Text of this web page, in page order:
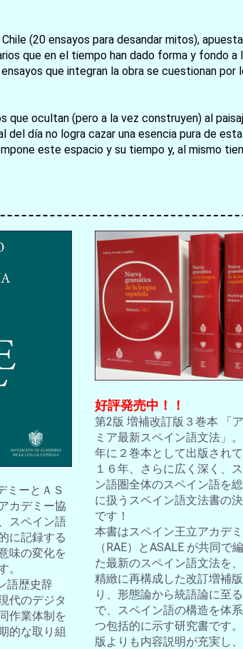
お買い物を続ける カートへ進む
(20 ensayos para desandar mitos),
que en el tiempo han dado forma y fondo a
que integran la obra se cuestionan por
ocultan (pero a la vez construyen) al
día no logra cazar una esencia pura de
este espacio y su tiempo y, al mismo
ミーとＡＳ
カデミー協
スペイン語
に記録する
味の変化を
。
語歴史辞
代のデジタ
作業体制を
的な取り組
好評発売中！！
第2版 増補改訂版３巻本 「
ミア最新スペイン語文法」
年に２巻本として出版され
１６年、さらに広く深く、
ン語圏全体のスペイン語を
に扱うスペイン語文法書の
です！
本書はスペイン王立アカデ
（RAE）とASALE が共同で
た最新のスペイン語文法を
精緻に再構成した改訂増補
り、形態論から統語論に至る
で、スペイン語の構造を体
つ包括的に示す研究書です
版よりも内容説明が充実し